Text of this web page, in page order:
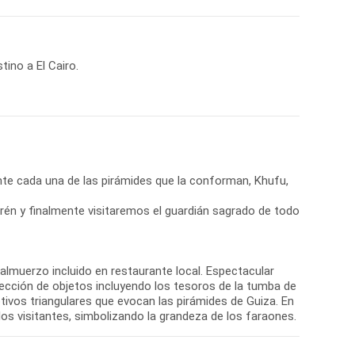
a El Cairo.
cada una de las pirámides que la conforman, Khufu,
y finalmente visitaremos el guardián sagrado de todo
incluido en restaurante local. Espectacular
de objetos incluyendo los tesoros de la tumba de
triangulares que evocan las pirámides de Guiza. En
visitantes, simbolizando la grandeza de los faraones.